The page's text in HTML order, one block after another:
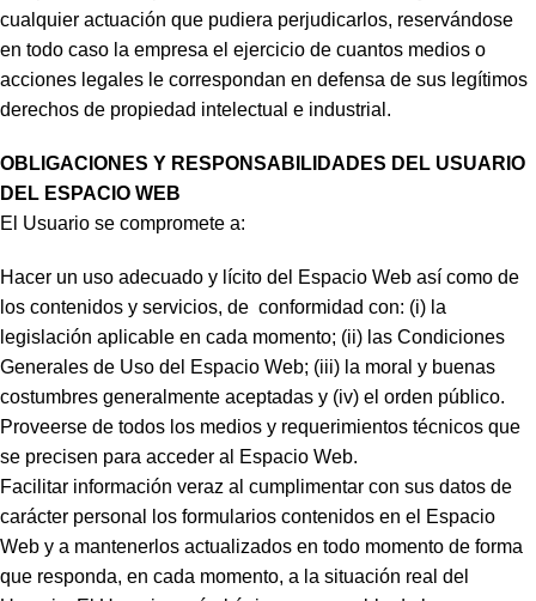
cualquier actuación que pudiera perjudicarlos, reservándose
en todo caso la empresa el ejercicio de cuantos medios o
acciones legales le correspondan en defensa de sus legítimos
derechos de propiedad intelectual e industrial.
OBLIGACIONES Y RESPONSABILIDADES DEL USUARIO
DEL ESPACIO WEB
El Usuario se compromete a:
Hacer un uso adecuado y lícito del Espacio Web así como de
los contenidos y servicios, de conformidad con: (i) la
legislación aplicable en cada momento; (ii) las Condiciones
Generales de Uso del Espacio Web; (iii) la moral y buenas
costumbres generalmente aceptadas y (iv) el orden público.
Proveerse de todos los medios y requerimientos técnicos que
se precisen para acceder al Espacio Web.
Facilitar información veraz al cumplimentar con sus datos de
carácter personal los formularios contenidos en el Espacio
Web y a mantenerlos actualizados en todo momento de forma
que responda, en cada momento, a la situación real del